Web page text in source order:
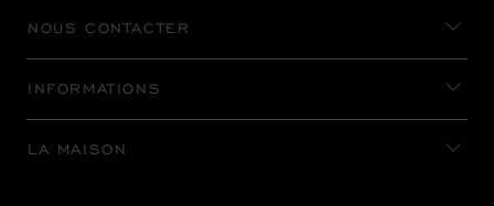
NOUS CONTACTER
INFORMATIONS
LA MAISON